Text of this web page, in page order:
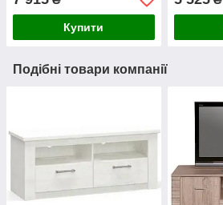
Купити
Подібні товари компанії